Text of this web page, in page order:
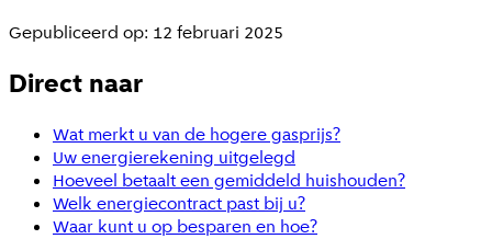
Gepubliceerd op: 12 februari 2025
Direct naar
Wat merkt u van de hogere gasprijs?
Uw energierekening uitgelegd
Hoeveel betaalt een gemiddeld huishouden?
Welk energiecontract past bij u?
Waar kunt u op besparen en hoe?